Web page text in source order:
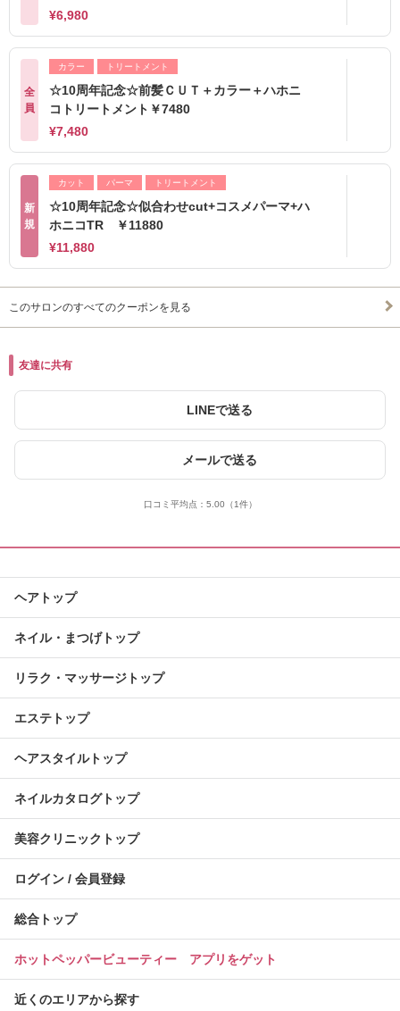
¥6,980
全
員
カラー トリートメント
☆10周年記念☆前髪ＣＵＴ＋カラー＋ハホニ
コトリートメント￥7480
¥7,480
新
規
カット パーマ トリートメント
☆10周年記念☆似合わせcut+コスメパーマ+ハ
ホニコTR ￥11880
¥11,880
このサロンのすべてのクーポンを見る
友達に共有
LINEで送る
メールで送る
口コミ平均点： 5.00 （1件）
ヘアトップ
ネイル・まつげトップ
リラク・マッサージトップ
エステトップ
ヘアスタイルトップ
ネイルカタログトップ
美容クリニックトップ
ログイン / 会員登録
総合トップ
ホットペッパービューティー アプリをゲット
近くのエリアから探す